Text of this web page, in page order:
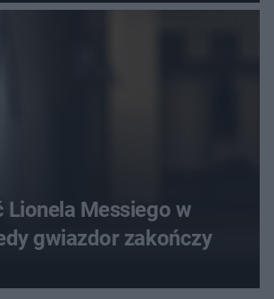
Lionela Messiego w
gwiazdor zakończy